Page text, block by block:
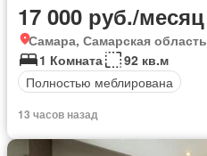
17 000 руб./месяц
Самара, Самарская область
1 Комната
92 кв.м
Полностью меблирована
13 часов назад